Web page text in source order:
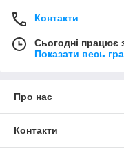
Контакти
Сьогодні працює
Показати весь
Про нас
Контакти